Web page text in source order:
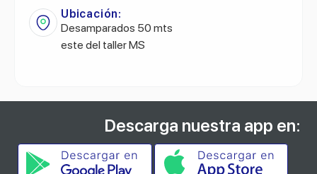
Ubicación:
Desamparados 50 mts
este del taller MS
Descarga nuestra app en: